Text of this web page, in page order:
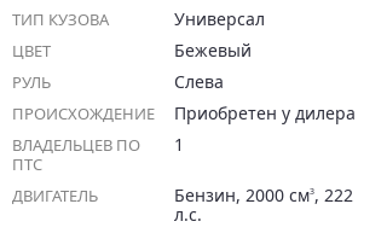
ТИП КУЗОВА Универсал
ЦВЕТ Бежевый
РУЛЬ Слева
ПРОИСХОЖДЕНИЕ Приобретен у дилера
ВЛАДЕЛЬЦЕВ ПО
ПТС
1
ДВИГАТЕЛЬ Бензин, 2000 см3, 222
л.с.